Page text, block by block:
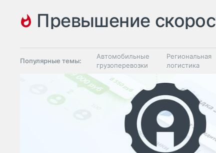
превышение
Популярные темы:
Автомобильные
грузоперевозки
Региональная
логистика
Таможня и ВЭД
грузовые
терминалы